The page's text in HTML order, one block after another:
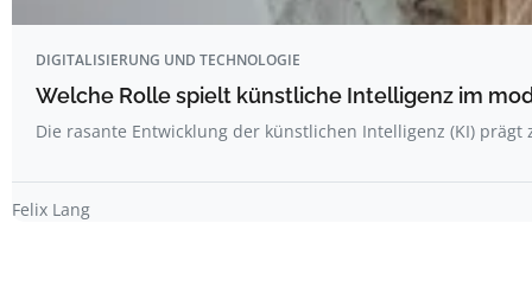
DIGITALISIERUNG UND TECHNOLOGIE
Welche Rolle spielt künstliche Intelligenz im
Die rasante Entwicklung der künstlichen Intelligenz (KI)
Felix Lang